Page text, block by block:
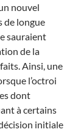
nouvel
de longue
sauraient
de la
Ainsi, une
l’octroi
dont
à certains
initiale